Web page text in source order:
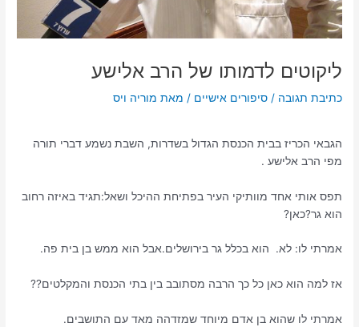
ליקוטים לדמותו של הרב אלישע
כתיבת תגובה /סיפורים אישיים / מאת
הגבאי הכריז בבית הכנסת הגדול בשדרות, השבת נשמע דברי תורה
מפי הרב אלישע .
תפס אותי אחד מוותיקי העיר בפתיחת ההיכל ושאל:תגיד באיזה רחוב
הוא גר?כאן?
אמרתי לו: לא. הוא בכלל גר בירושלים.אבל הוא ממש בן בית פה.
אז למה הוא כאן כל כך הרבה מסתובב בין בתי הכנסת והמקלטים??
אמרתי לו שהוא בן אדם מיוחד שמזדהה מאד עם התושבים.